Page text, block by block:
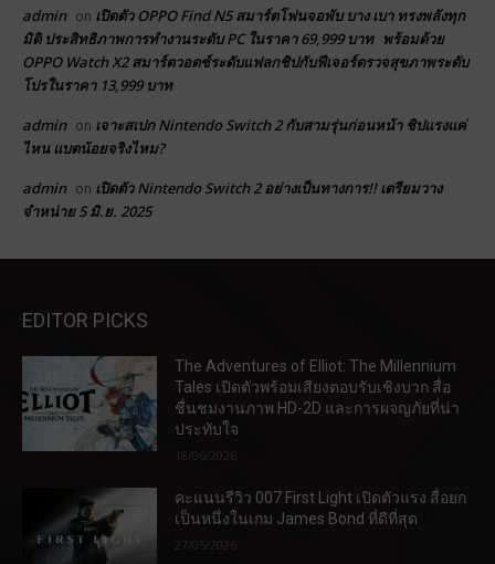
admin on เปิดตัว OPPO Find N5 สมาร์ตโฟนจอพับ บาง เบา ทรงพลังทุก
มิติ ประสิทธิภาพการทำงานระดับ PC ในราคา 69,999 บาท พร้อมด้วย
OPPO Watch X2 สมาร์ตวอตช์ระดับแฟลกชิปกับฟีเจอร์ตรวจสุขภาพระดับ
โปรในราคา 13,999 บาท
admin on เจาะสเปก Nintendo Switch 2 กับสามรุ่นก่อนหน้า ชิปแรงแค่
ไหน แบตน้อยจริงไหม?
admin on เปิดตัว Nintendo Switch 2 อย่างเป็นทางการ!! เตรียมวาง
จำหน่าย 5 มิ.ย. 2025
EDITOR PICKS
The Adventures of Elliot: The Millennium
Tales เปิดตัวพร้อมเสียงตอบรับเชิงบวก สื่อ
ชื่นชมงานภาพ HD-2D และการผจญภัยที่น่า
ประทับใจ
18/06/2026
คะแนนรีวิว 007 First Light เปิดตัวแรง สื่อยก
เป็นหนึ่งในเกม James Bond ที่ดีที่สุด
27/05/2026